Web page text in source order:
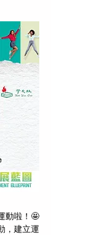
動啦！🤩
，建立運